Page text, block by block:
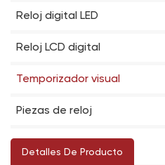
Reloj digital LED
Reloj LCD digital
Temporizador visual
Piezas de reloj
Detalles De Producto